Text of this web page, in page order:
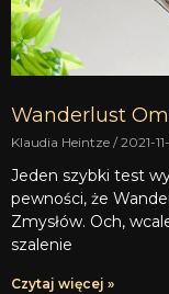
Wanderlust
Klaudia Heintze 2021-
Jeden szybki test
pewności, że
Zmysłów. Och,
szalenie
Czytaj więcej »